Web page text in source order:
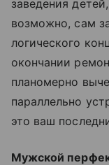
заведения
возможно, сам
логического
окончании
планомерно
параллельно
это ваш
Мужской